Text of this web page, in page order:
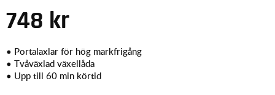
748 kr
• Portalaxlar för hög markfrigång
• Tvåväxlad växellåda
• Upp till 60 min körtid